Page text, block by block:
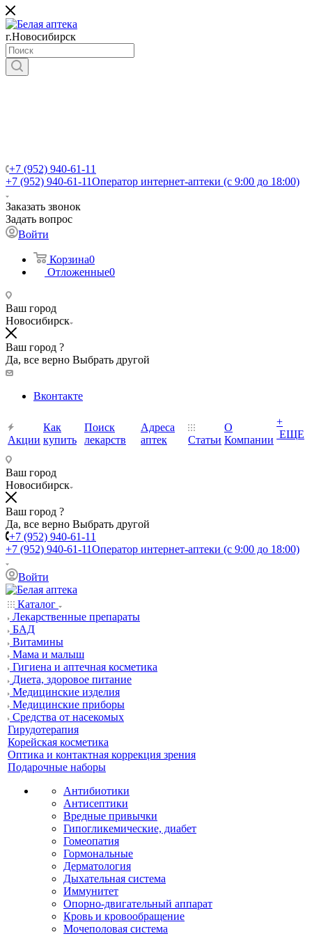
г.Новосибирск
+7 (952) 940-61-11
+7 (952) 940-61-11Оператор интернет-аптеки (с 9:00 до 18:00)
Заказать звонок
Задать вопрос
Войти
Корзина0
Отложенные0
Ваш город
Новосибирск
Ваш город ?
Да, все верно Выбрать другой
Вконтакте
Акции
Как
купить
Поиск
лекарств
Адреса
аптек
Статьи
О
Компании
+
ЕЩЕ
Ваш город
Новосибирск
Ваш город ?
Да, все верно Выбрать другой
+7 (952) 940-61-11
+7 (952) 940-61-11Оператор интернет-аптеки (с 9:00 до 18:00)
Войти
Каталог
Лекарственные препараты
БАД
Витамины
Мама и малыш
Гигиена и аптечная косметика
Диета, здоровое питание
Медицинские изделия
Медицинские приборы
Средства от насекомых
Гирудотерапия
Корейская косметика
Оптика и контактная коррекция зрения
Подарочные наборы
Антибиотики
Антисептики
Вредные привычки
Гипогликемические, диабет
Гомеопатия
Гормональные
Дерматология
Дыхательная система
Иммунитет
Опорно-двигательный аппарат
Кровь и кровообращение
Мочеполовая система